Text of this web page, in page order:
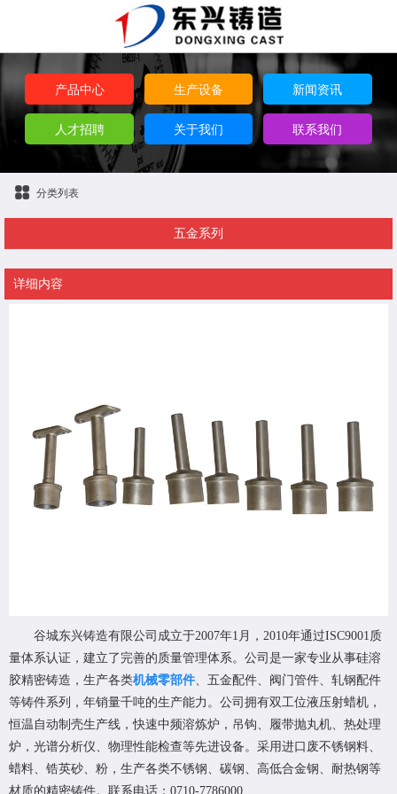
产品中心 生产设备 新闻资讯
人才招聘 关于我们 联系我们
分类列表
五金系列
详细内容
谷城东兴铸造有限公司成立于2007年1月，2010年通过ISC9001质
量体系认证，建立了完善的质量管理体系。公司是一家专业从事硅溶
胶精密铸造， 生产各类机械零部件 、五金配件、阀门管件、轧钢配件
等铸件系列 ，年销量千吨的生产能力。公司拥有双工位液压射蜡机，
恒温自动制壳生产线，快速中频溶炼炉，吊钩、履带抛丸机、热处理
炉，光谱分析仪、物理性能检查等先进设备。采用进口废不锈钢料、
蜡料、锆英砂、粉，生产各类不锈钢、碳钢、高低合金钢、耐热钢等
材质的精密铸件。联系电话：0710-7786000